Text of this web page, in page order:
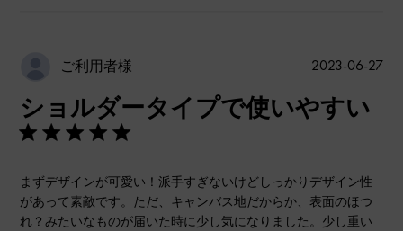
ご利用者様
ショルダータイプで使いやすい
まずデザインが可愛い！派手すぎないけどしっかりデザイン性
があって素敵です。ただ、キャンバス地だからか、表面のほつ
れ？みたいなものが届いた時に少し気になりました。少し重い
公
2023-06-27